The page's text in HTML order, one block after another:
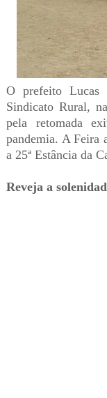
O prefeito Lucas
Sindicato Rural,
pela retomada
pandemia. A Feira
a 25ª Estância da
Reveja a